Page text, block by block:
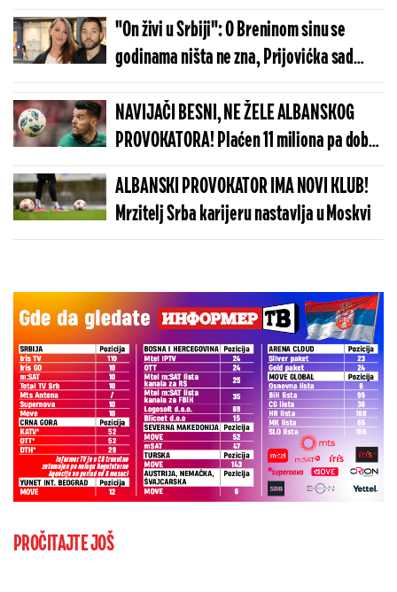
prirodnim putem"
"On živi u Srbiji": O Breninom sinu se
godinama ništa ne zna, Prijovićka sad
otrkila šta je s njim
NAVIJAČI BESNI, NE ŽELE ALBANSKOG
PROVOKATORA! Plaćen 11 miliona pa dobio
brutalnu poruku
ALBANSKI PROVOKATOR IMA NOVI KLUB!
Mrzitelj Srba karijeru nastavlja u Moskvi
PROČITAJTE JOŠ